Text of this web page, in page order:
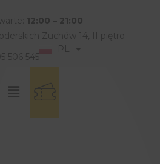
12:00 – 21:00
Zuchów 14, II piętro
506 545
PL
EN